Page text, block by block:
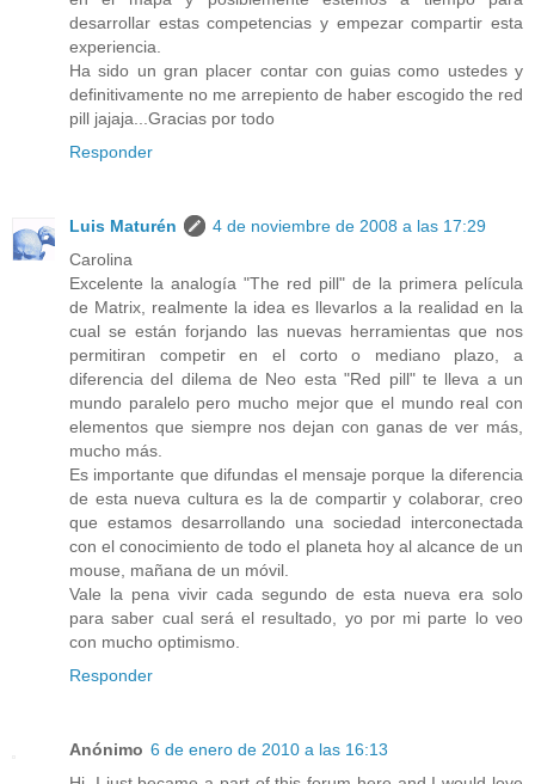
desarrollar estas competencias y empezar compartir esta
experiencia.
Ha sido un gran placer contar con guias como ustedes y
definitivamente no me arrepiento de haber escogido the red
pill jajaja...Gracias por todo
Responder
Luis Maturén
4 de noviembre de 2008 a las 17:29
Carolina
Excelente la analogía "The red pill" de la primera película
de Matrix, realmente la idea es llevarlos a la realidad en la
cual se están forjando las nuevas herramientas que nos
permitiran competir en el corto o mediano plazo, a
diferencia del dilema de Neo esta "Red pill" te lleva a un
mundo paralelo pero mucho mejor que el mundo real con
elementos que siempre nos dejan con ganas de ver más,
mucho más.
Es importante que difundas el mensaje porque la diferencia
de esta nueva cultura es la de compartir y colaborar, creo
que estamos desarrollando una sociedad interconectada
con el conocimiento de todo el planeta hoy al alcance de un
mouse, mañana de un móvil.
Vale la pena vivir cada segundo de esta nueva era solo
para saber cual será el resultado, yo por mi parte lo veo
con mucho optimismo.
Responder
Anónimo 6 de enero de 2010 a las 16:13